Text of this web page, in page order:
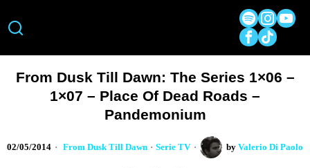
From Dusk Till Dawn: The Series 1×06 –
1×07 – Place Of Dead Roads –
Pandemonium
02/05/2014 From Dusk Till Dawn · Serie TV by Valerio Di Paolo